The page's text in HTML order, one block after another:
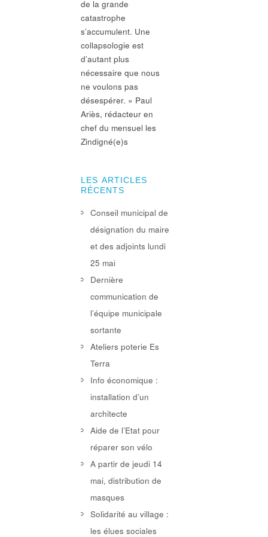
de la grande
catastrophe
s’accumulent. Une
collapsologie est
d’autant plus
nécessaire que nous
ne voulons pas
désespérer. » Paul
Ariès, rédacteur en
chef du mensuel les
Zindigné(e)s
LES ARTICLES
RÉCENTS
Conseil municipal de
désignation du maire
et des adjoints lundi
25 mai
Dernière
communication de
l’équipe municipale
sortante
Ateliers poterie Es
Terra
Info économique :
installation d’un
architecte
Aide de l’Etat pour
réparer son vélo
A partir de jeudi 14
mai, distribution de
masques
Solidarité au village :
les élues sociales